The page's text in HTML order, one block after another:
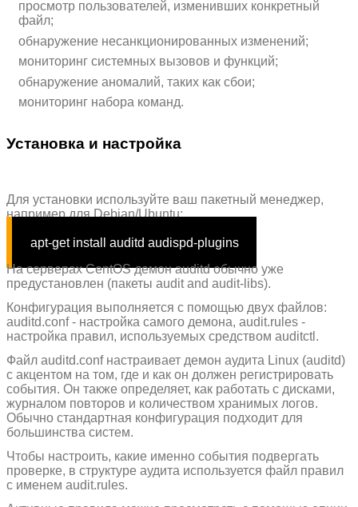
просмотр пользователей, изменивших конкретный
файл;
обнаружение несанкционированных изменений;
мониторинг системных вызовов и функций;
обнаружение аномалий, таких как сбои;
мониторинг набора команд.
Установка и настройка
Для установки используйте ваш пакетный менеджер,
например для Debian/Ubuntu:
apt-get install auditd audispd-plugins
На серверах CentOS демон auditd обычно уже
предустановлен (пакеты audit and audit-libs).
Конфигурация выполняется с помощью двух файлов:
auditd.conf - настройка самого демона, audit.rules -
настройка правил, используемых средством auditctl.
Файл auditd.conf настраивает демон аудита Linux (auditd)
с акцентом на том, где и как он должен регистрировать
события. Он также определяет, как работать с дисками,
журналом повторов и количеством хранимых логов.
Обычно стандартная конфигурация подходит для
большинства систем.
Чтобы настроить, какие именно события подвергать
проверке, в структуре аудита используется файл правил
с именем audit.rules.